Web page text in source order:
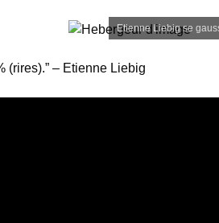
Etienne Liebig se
(rires).” – Etienne Liebig